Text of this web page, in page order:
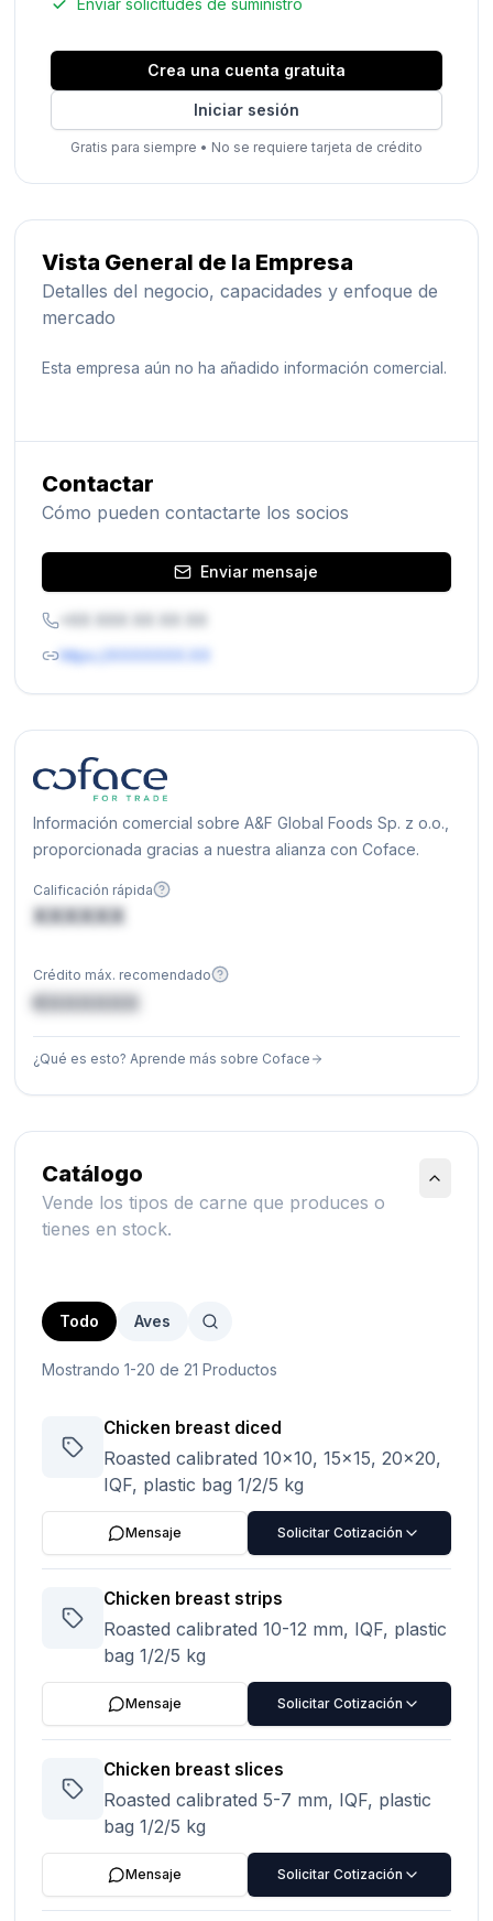
Enviar solicitudes de suministro
Crea una cuenta gratuita
Iniciar sesión
Gratis para siempre • No se requiere tarjeta de crédito
Vista General de la Empresa
Detalles del negocio, capacidades y enfoque de
mercado
Esta empresa aún no ha añadido información comercial.
Contactar
Cómo pueden contactarte los socios
Enviar mensaje
https://XXXXXXX.XX
Catálogo
Vende los tipos de carne que produces o
tienes en stock.
Todo Aves
Mostrando 1-20 de 21 Productos
Chicken breast diced
Roasted calibrated 10x10, 15x15, 20x20,
IQF, plastic bag 1/2/5 kg
Mensaje Solicitar Cotización
Chicken breast strips
Roasted calibrated 10-12 mm, IQF, plastic
bag 1/2/5 kg
Mensaje Solicitar Cotización
Chicken breast slices
Roasted calibrated 5-7 mm, IQF, plastic
bag 1/2/5 kg
Mensaje Solicitar Cotización
Información comercial sobre A&F Global Foods Sp. z o.o.,
proporcionada gracias a nuestra alianza con Coface.
Calificación rápida
XXXXXX
Crédito máx. recomendado
€XXXXXX
¿Qué es esto? Aprende más sobre Coface